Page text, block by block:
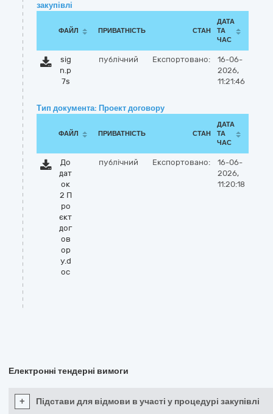
закупівлі
ФАЙЛ ПРИВАТНІСТЬ СТАН
ДАТА
ТА
ЧАС
sig
n.p
7s
публічний Експортовано:
16-06-
2026,
11:21:46
Тип документа: Проект договору
ФАЙЛ ПРИВАТНІСТЬ СТАН
ДАТА
ТА
ЧАС
До
дат
ок
2 П
ро
єкт
дог
ов
ор
у.d
oc
публічний Експортовано:
16-06-
2026,
11:20:18
Електронні тендерні вимоги
+ Підстави для відмови в участі у процедурі закупівлі